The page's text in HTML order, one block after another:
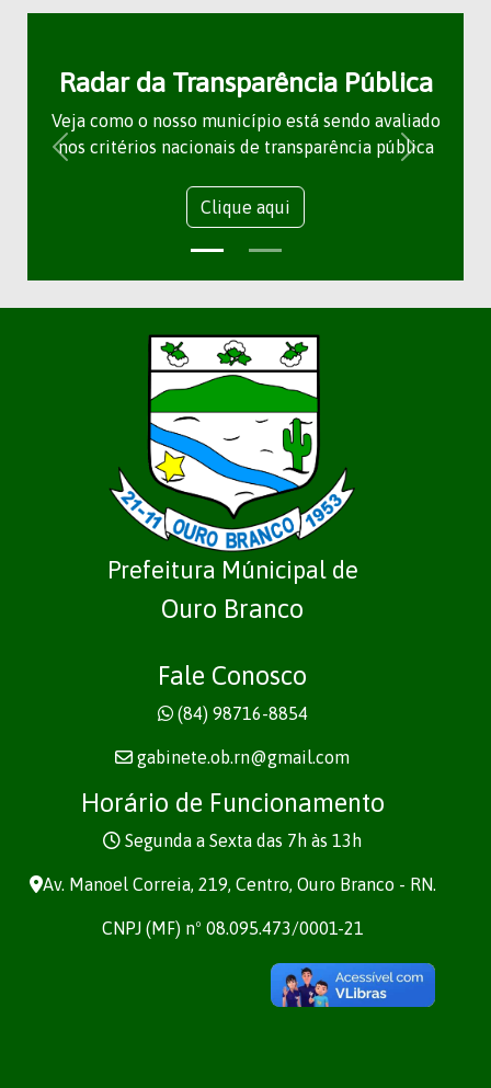
Radar da Transparência Pública
Veja como o nosso município está sendo avaliado
nos critérios nacionais de transparência pública
Clique aqui
Prefeitura Múnicipal de
Ouro Branco
Fale Conosco
(84) 98716-8854
gabinete.ob.rn@gmail.com
Horário de Funcionamento
Segunda a Sexta das 7h às 13h
Av. Manoel Correia, 219, Centro, Ouro Branco - RN.
CNPJ (MF) nº 08.095.473/0001-21